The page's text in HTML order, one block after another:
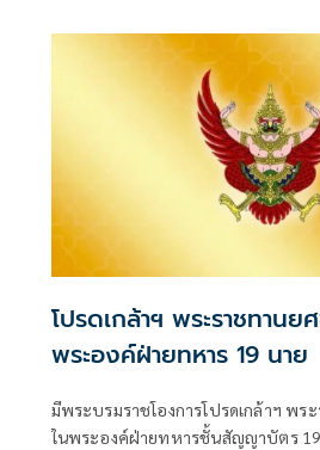
โปรดเกล้าฯ พระราชทานยศ
พระองค์ฝ่ายทหาร 19 นาย
มีพระบรมราชโองการโปรดเกล้าฯ พร
ในพระองค์ฝ่ายทหารชั้นสัญญาบัตร 19